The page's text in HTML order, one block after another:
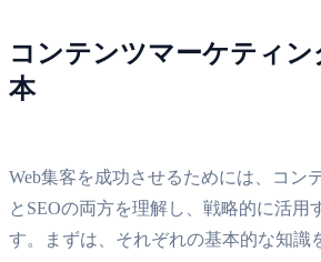
コンテンツマーケティン
本
Web集客を成功させるためには、コン
とSEOの両方を理解し、戦略的に活用
す。まずは、それぞれの基本的な知識